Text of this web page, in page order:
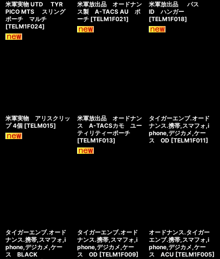
米軍実物 UTD TYR
PICO MTS スリング
ポーチ マルチ
[TELM1F024]
米軍放出品 オードナン
ス製 A-TACS AU ポ
ーチ [TELM1F021]
米軍放出品 パス
ID ハンガー
[TELM1F018]
米軍実物 アリスクリッ
プ 4個 [TELM015]
米軍放出品 オードナン
ス A-TACSカモ ユー
ティリティーポーチ
[TELM1F013]
タイガーエンブ.オード
ナンス.携帯,スマフォ,i
phone,デジカメ,ケー
ス OD [TELM1F011]
タイガーエンブ.オード
ナンス.携帯,スマフォ,i
phone,デジカメ,ケー
ス BLACK
タイガーエンブ.オード
ナンス.携帯,スマフォ,i
phone,デジカメ,ケー
ス OD [TELM1F009]
オードナンス.タイガー
エンブ.携帯,スマフォ,i
phone,デジカメ,ケー
ス ACU [TELM1F005]